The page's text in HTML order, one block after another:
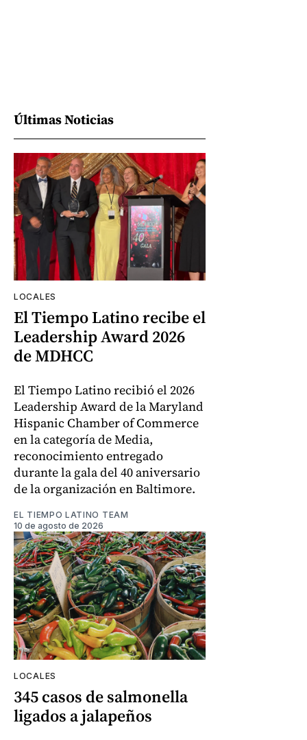
Últimas Noticias
LOCALES
El Tiempo Latino recibe el
Leadership Award 2026
de MDHCC
El Tiempo Latino recibió el 2026
Leadership Award de la Maryland
Hispanic Chamber of Commerce
en la categoría de Media,
reconocimiento entregado
durante la gala del 40 aniversario
de la organización en Baltimore.
EL TIEMPO LATINO TEAM
10 de agosto de 2026
LOCALES
345 casos de salmonella
ligados a jalapeños